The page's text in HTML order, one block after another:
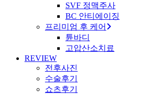
SVF 정맥주사
BC 안티에이징
프리미엄 후 케어
튠바디
고압산소치료
REVIEW
전후사진
수술후기
쇼츠후기